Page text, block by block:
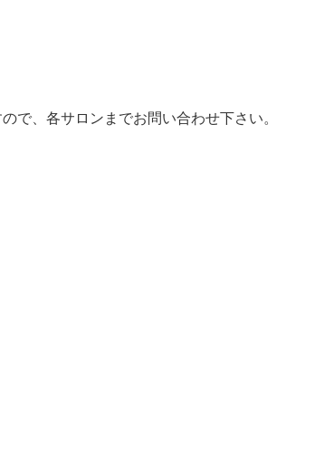
で、各サロンまでお問い合わせ下さい。